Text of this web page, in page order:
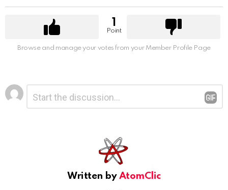
1
Point
Browse and manage your votes from your Member Profile Page
Deja
una
respuesta
Written by AtomClic